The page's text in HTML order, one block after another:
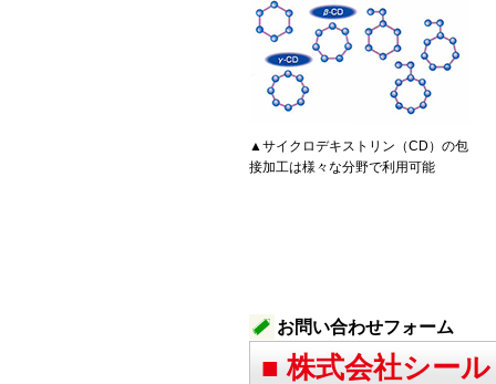
▲サイクロデキストリン（CD）の包
接加工は様々な分野で利用可能
お問い合わせフォーム
■ 株式会社シー